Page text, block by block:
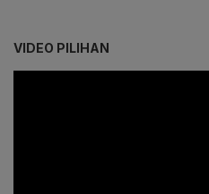
VIDEO PILIHAN